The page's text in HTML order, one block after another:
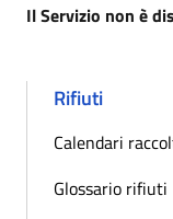
Il Servizio non è
Rifiuti
Calendari
Glossario rifiuti